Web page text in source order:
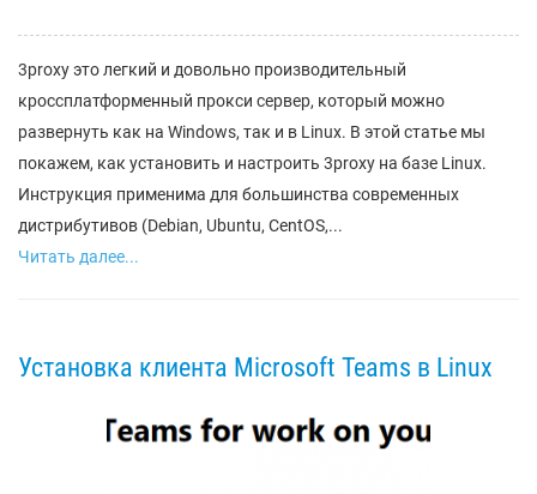
3proxy это легкий и довольно производительный
кроссплатформенный прокси сервер, который можно
развернуть как на Windows, так и в Linux. В этой статье мы
покажем, как установить и настроить 3proxy на базе Linux.
Инструкция применима для большинства современных
дистрибутивов (Debian, Ubuntu, CentOS,...
Читать далее...
Установка клиента Microsoft Teams в Linux